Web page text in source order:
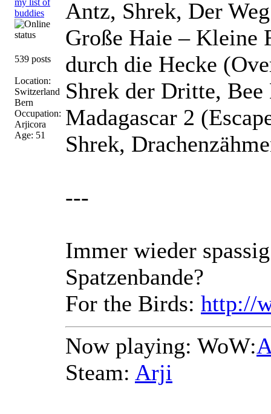
539 posts
Location:
Switzerland
Bern
Occupation:
Arjicora
Age: 51
Antz, Shrek, Der
Große Haie – Kleine
durch die Hecke
Shrek der Dritte,
Madagascar 2
Shrek,
---
Immer wieder
Spatzenbande?
For the Birds: http://
Now playing: WoW:
Steam: Arji